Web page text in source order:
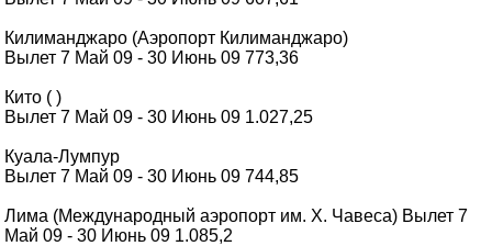
Килиманджаро (Аэропорт Килиманджаро)
Вылет 7 Май 09 - 30 Июнь 09 773,36
Кито ( )
Вылет 7 Май 09 - 30 Июнь 09 1.027,25
Куала-Лумпур
Вылет 7 Май 09 - 30 Июнь 09 744,85
Лима (Международный аэропорт им. Х. Чавеса) Вылет 7
Май 09 - 30 Июнь 09 1.085,2